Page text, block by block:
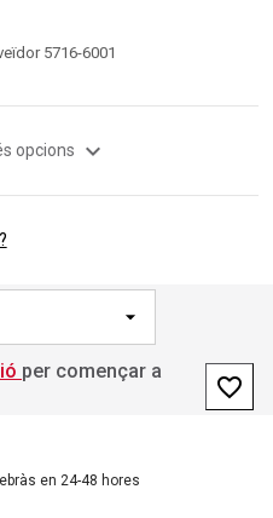
5716-6001
opcions expand_more
per començar a
favorite_border
en 24-48 hores